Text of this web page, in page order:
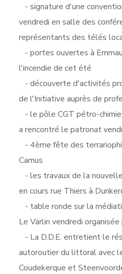
- signature d'une
vendredi en salle des
représentants des télés
- portes ouvertes à
l'incendie de cet été
- découverte d'activités
de l'Initiative auprès de
- le pôle CGT pétro-
a rencontré le patronat
- 4ème fête des
Camus
- les travaux de la
en cours rue Thiers à
- table ronde sur la
Le Varlin vendredi
- La D.D.E. entretient le
autoroutier du littoral avec
Coudekerque et